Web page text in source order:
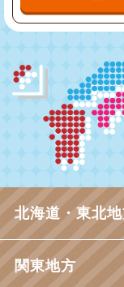
北海道・東北
関東地方